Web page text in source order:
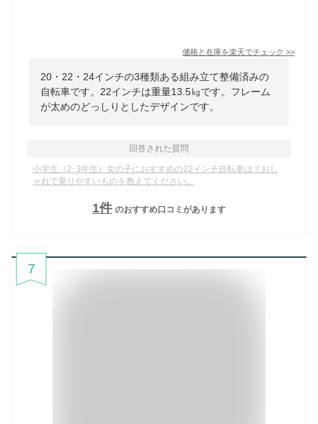
価格と在庫を楽天でチェック >>
20・22・24インチの3種類ある組み立て整備済みの
自転車です。22インチは重量13.5㎏です。フレーム
が太めのどっしりとしたデザインです。
回答された質問
小学生（2･3年生）女の子におすすめの22インチ自転車は？おし
ゃれで乗りやすいものを教えてください。
1件 のおすすめ口コミがあります
7